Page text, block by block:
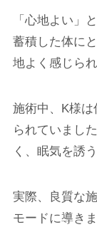
「心地よい」
蓄積した体に
地よく感じられ
施術中、K様
られていまし
く、眠気を誘
実際、良質な
モードに導き